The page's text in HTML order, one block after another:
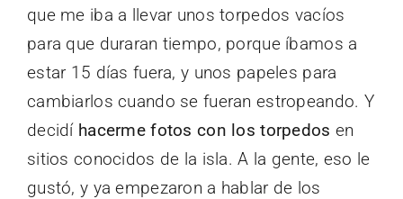
que me iba a llevar unos torpedos vacíos
para que duraran tiempo, porque íbamos a
estar 15 días fuera, y unos papeles para
cambiarlos cuando se fueran estropeando. Y
decidí hacerme fotos con los torpedos en
sitios conocidos de la isla. A la gente, eso le
gustó, y ya empezaron a hablar de los